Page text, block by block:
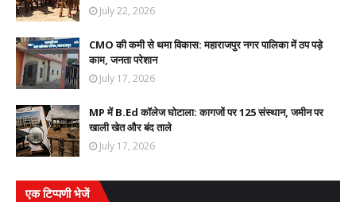
July 22, 2026
CMO की कमी से थमा विकास: महाराजपुर नगर पालिका में ठप पड़े
काम, जनता परेशान
July 17, 2026
MP में B.Ed कॉलेज घोटाला: कागजों पर 125 संस्थान, जमीन पर
खाली खेत और बंद ताले
July 17, 2026
एक टिप्पणी भेजें